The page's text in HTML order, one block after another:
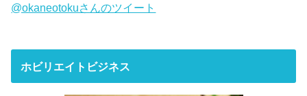
@okaneotokuさんのツイート
ホビリエイトビジネス